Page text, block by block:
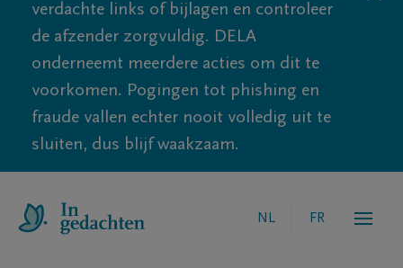
verdachte links of bijlagen en controleer
de afzender zorgvuldig. DELA
onderneemt meerdere acties om dit te
voorkomen. Pogingen tot phishing en
fraude vallen echter nooit volledig uit te
sluiten, dus blijf waakzaam.
NL FR